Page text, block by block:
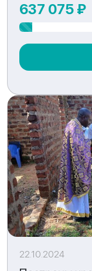
637 075 ₽
22.10.2024